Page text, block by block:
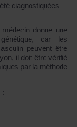
diagnostiquées
donne une
car les
peuvent être
il doit être vérifié
par la méthode
: